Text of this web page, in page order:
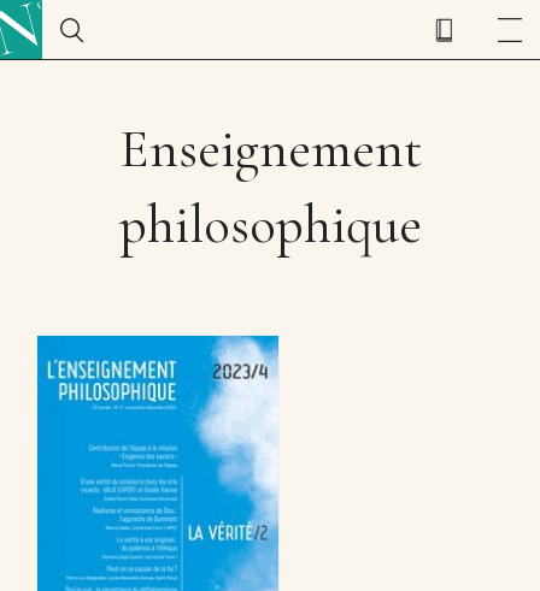
Enseignement
philosophique